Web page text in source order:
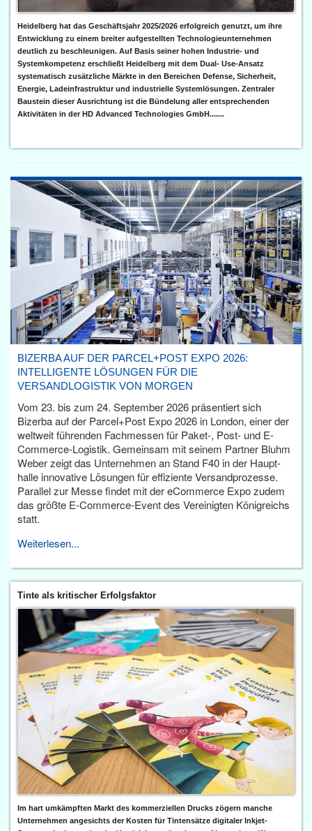
Heidelberg hat das Geschäftsjahr 2025/2026 erfolgreich genutzt, um ihre
Entwicklung zu einem breiter aufgestellten Technologieunternehmen
deutlich zu beschleunigen. Auf Basis seiner hohen Industrie- und
Systemkompetenz erschließt Heidelberg mit dem Dual- Use-Ansatz
systematisch zusätzliche Märkte in den Bereichen Defense, Sicherheit,
Energie, Ladeinfrastruktur und industrielle Systemlösungen. Zentraler
Baustein dieser Ausrichtung ist die Bündelung aller entsprechenden
Aktivitäten in der HD Advanced Technologies GmbH.......
BIZERBA AUF DER PARCEL+POST EXPO 2026:
INTELLIGENTE LÖSUNGEN FÜR DIE
VERSANDLOGISTIK VON MORGEN
Vom 23. bis zum 24. September 2026 präsentiert sich
Bizerba auf der Parcel+Post Expo 2026 in London, einer der
weltweit führenden Fachmessen für Paket-, Post- und E-
Commerce-Logistik. Gemeinsam mit seinem Partner Bluhm
Weber zeigt das Unternehmen an Stand F40 in der Haupt­
halle innovative Lösungen für effiziente Versandprozesse.
Parallel zur Messe findet mit der eCommerce Expo zudem
das größte E-Commerce-Event des Vereinigten Königreichs
statt.
Weiterlesen...
Tinte als kritischer Erfolgsfaktor
Im hart umkämpften Markt des kommerziellen Drucks zögern manche
Unternehmen angesichts der Kosten für Tintensätze digitaler Inkjet-